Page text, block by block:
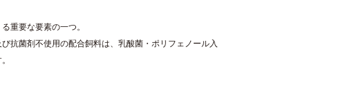
重要な要素の一つ。
抗菌剤不使用の配合飼料は、乳酸菌・ポリフェノール入